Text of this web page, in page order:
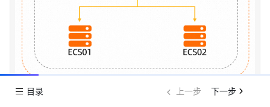
目录 上一步 下一步